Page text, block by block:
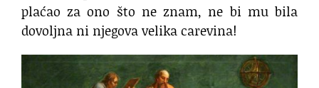
plaćao za ono što ne znam, ne bi mu bila
dovoljna ni njegova velika carevina!